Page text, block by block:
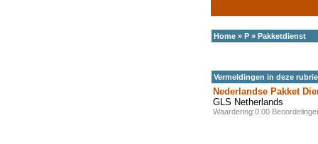
Home » P » Pakketdienst
Vermeldingen in deze
Nederlandse Pakket
GLS Netherlands
Waardering:0.00